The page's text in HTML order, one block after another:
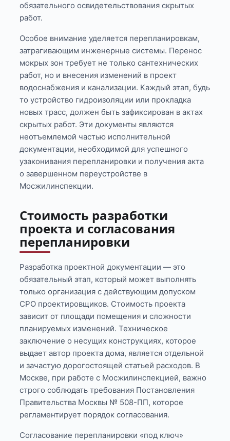
обязательного освидетельствования скрытых
работ.
Особое внимание уделяется перепланировкам,
затрагивающим инженерные системы. Перенос
мокрых зон требует не только сантехнических
работ, но и внесения изменений в проект
водоснабжения и канализации. Каждый этап, будь
то устройство гидроизоляции или прокладка
новых трасс, должен быть зафиксирован в актах
скрытых работ. Эти документы являются
неотъемлемой частью исполнительной
документации, необходимой для успешного
узаконивания перепланировки и получения акта
о завершенном переустройстве в
Мосжилинспекции.
Стоимость разработки
проекта и согласования
перепланировки
Разработка проектной документации — это
обязательный этап, который может выполнять
только организация с действующим допуском
СРО проектировщиков. Стоимость проекта
зависит от площади помещения и сложности
планируемых изменений. Техническое
заключение о несущих конструкциях, которое
выдает автор проекта дома, является отдельной
и зачастую дорогостоящей статьей расходов. В
Москве, при работе с Мосжилинспекцией, важно
строго соблюдать требования Постановления
Правительства Москвы № 508-ПП, которое
регламентирует порядок согласования.
Согласование перепланировки «под ключ»